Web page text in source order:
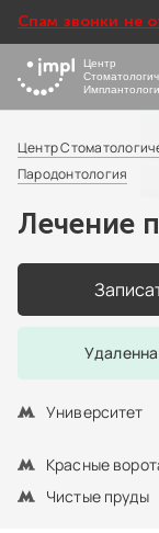
Спам звонки не
Центр
Центр
Пародонтология
Лечение
Университет
Красные
Чистые пруды